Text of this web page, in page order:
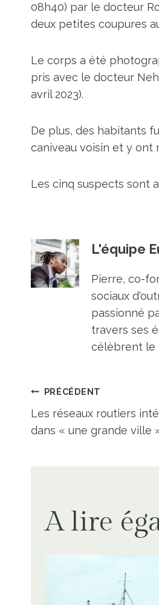
08h40) par le docteur
deux petites coupures
Le corps a été
pris avec le docteur
avril 2023).
De plus, des habitants
caniveau voisin et y ont
Les cinq suspects sont
L'équipe
Pierre, co-
sociaux
passionné
travers ses
célèbrent le
Navigation
de
PRÉCÉDENT
Les réseaux routiers
dans « une grande ville
A lire